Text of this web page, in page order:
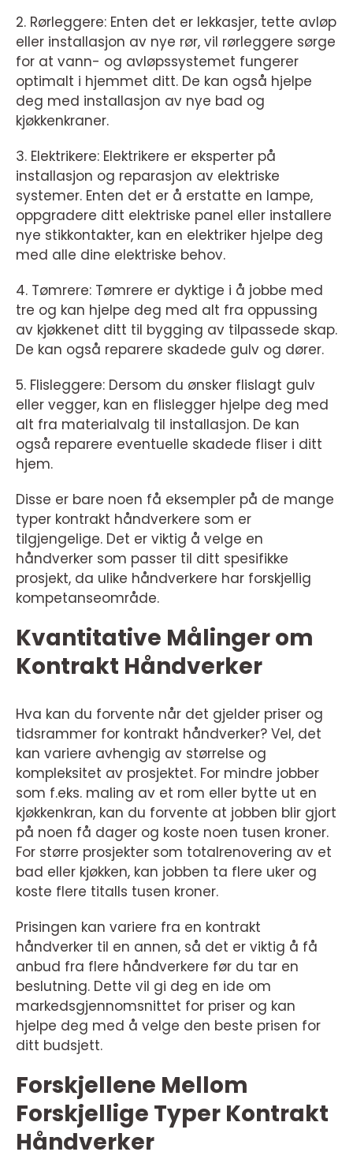
2. Rørleggere: Enten det er lekkasjer, tette avløp
eller installasjon av nye rør, vil rørleggere sørge
for at vann- og avløpssystemet fungerer
optimalt i hjemmet ditt. De kan også hjelpe
deg med installasjon av nye bad og
kjøkkenkraner.
3. Elektrikere: Elektrikere er eksperter på
installasjon og reparasjon av elektriske
systemer. Enten det er å erstatte en lampe,
oppgradere ditt elektriske panel eller installere
nye stikkontakter, kan en elektriker hjelpe deg
med alle dine elektriske behov.
4. Tømrere: Tømrere er dyktige i å jobbe med
tre og kan hjelpe deg med alt fra oppussing
av kjøkkenet ditt til bygging av tilpassede skap.
De kan også reparere skadede gulv og dører.
5. Flisleggere: Dersom du ønsker flislagt gulv
eller vegger, kan en flislegger hjelpe deg med
alt fra materialvalg til installasjon. De kan
også reparere eventuelle skadede fliser i ditt
hjem.
Disse er bare noen få eksempler på de mange
typer kontrakt håndverkere som er
tilgjengelige. Det er viktig å velge en
håndverker som passer til ditt spesifikke
prosjekt, da ulike håndverkere har forskjellig
kompetanseområde.
Kvantitative Målinger om
Kontrakt Håndverker
Hva kan du forvente når det gjelder priser og
tidsrammer for kontrakt håndverker? Vel, det
kan variere avhengig av størrelse og
kompleksitet av prosjektet. For mindre jobber
som f.eks. maling av et rom eller bytte ut en
kjøkkenkran, kan du forvente at jobben blir gjort
på noen få dager og koste noen tusen kroner.
For større prosjekter som totalrenovering av et
bad eller kjøkken, kan jobben ta flere uker og
koste flere titalls tusen kroner.
Prisingen kan variere fra en kontrakt
håndverker til en annen, så det er viktig å få
anbud fra flere håndverkere før du tar en
beslutning. Dette vil gi deg en ide om
markedsgjennomsnittet for priser og kan
hjelpe deg med å velge den beste prisen for
ditt budsjett.
Forskjellene Mellom
Forskjellige Typer Kontrakt
Håndverker